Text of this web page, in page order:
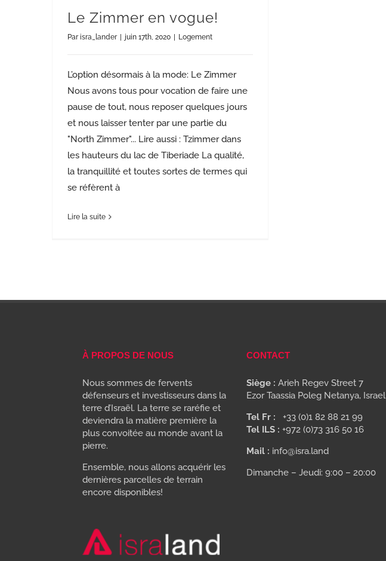
Le Zimmer en vogue!
Parisra_lander juin 17th, 2020 Logement
L’option désormais à la mode: Le Zimmer
Nous avons tous pour vocation de faire une
pause de tout, nous reposer quelques jours
et nous laisser tenter par une partie du
"North Zimmer"... Lire aussi : Tzimmer dans
les hauteurs du lac de Tiberiade La qualité,
la tranquillité et toutes sortes de termes qui
se réfèrent à
Lire la suite
À PROPOS DE NOUS
Nous sommes de fervents
défenseurs et investisseurs dans la
terre d’Israël. La terre se raréfie et
deviendra la matière première la
plus convoitée au monde avant la
pierre.
Ensemble, nous allons acquérir les
dernières parcelles de terrain
encore disponibles!
CONTACT
Siège : Arieh Regev Street 7
Ezor Taassia Poleg Netanya, Israel
Tel Fr : +33 (0)1 82 88 21 99
Tel ILS : +972 (0)73 316 50 16
Mail : info@isra.land
Dimanche – Jeudi: 9:00 – 20:00